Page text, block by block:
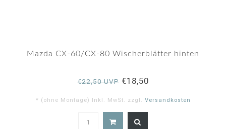
Mazda CX-60/CX-80 Wischerblätter hinten
€22,50 UVP€18,50
* (ohne Montage) Inkl. MwSt. zzgl. Versandkosten